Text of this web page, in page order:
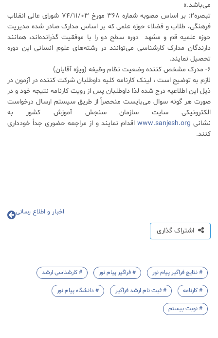
می‌باشد.»
تبصره2: بر اساس مصوبه شماره 368 مورخ 74/11/03 شورای عالی انقلاب
فرهنگی، طلاب و فضلاء حوزه علمی که بر اساس مدارک صادر شده مدیریت
حوزه علمیه قم و مشهد دوره سطح دو را با موفقیت گذرانده‌اند، همانند
دارندگان مدارک کارشناسی می‌توانند در رشته‌های علوم انسانی این دوره
تحصیل نمایند.
6- مدرک مشخص کننده وضعیت نظام وظیفه (ویژه آقایان)
لازم به توضیح است ، لینک کارنامه کلیه داوطلبان شرکت کننده در آزمون در
ذیل این اطلاعیه درج شده لذا داوطلبان پس از رویت کارنامه نتیجه خود و در
صورت هر گونه سوال می‌بایست منحصراً از طریق سیستم ارسال درخواست
الکترونیکی سایت سازمان سنجش آموزش کشور به
نشانی www.sanjesh.org اقدام نمایند و از مراجعه حضوری جداً خودداری
کنند.
اخبار و اطلاع رسانی
اشتراک گذاری
# نتایج فراگیر پیام نور # فراگیر پیام نور # کارشناسی ارشد
# کارنامه # ثبت نام ارشد فراگیر # دانشگاه پیام نور
# نوبت بیستم